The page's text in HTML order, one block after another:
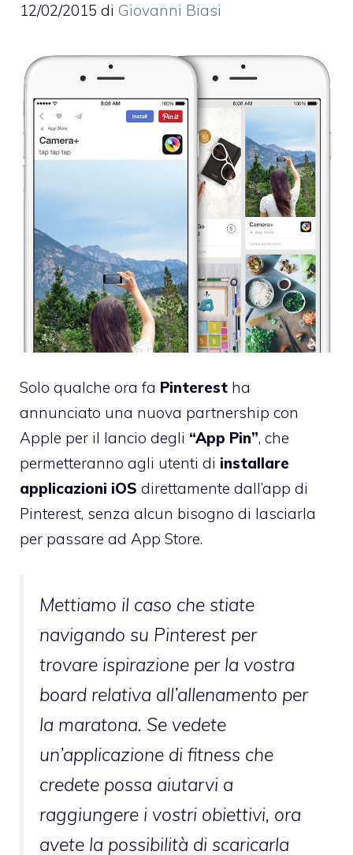
12/02/2015 di Giovanni Biasi
Solo qualche ora fa Pinterest ha
annunciato una nuova partnership con
Apple per il lancio degli “App Pin”, che
permetteranno agli utenti di installare
applicazioni iOS direttamente dall’app di
Pinterest, senza alcun bisogno di lasciarla
per passare ad App Store.
Mettiamo il caso che stiate
navigando su Pinterest per
trovare ispirazione per la vostra
board relativa all’allenamento per
la maratona. Se vedete
un’applicazione di fitness che
credete possa aiutarvi a
raggiungere i vostri obiettivi, ora
avete la possibilità di scaricarla